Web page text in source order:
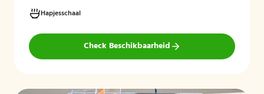
Hapjesschaal
Check Beschikbaarheid